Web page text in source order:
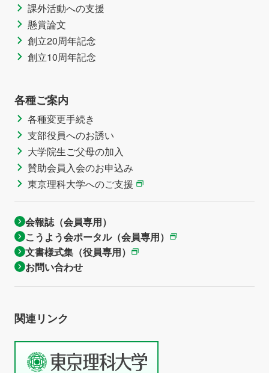
課外活動への支援
懸賞論文
創立20周年記念
創立10周年記念
各種ご案内
各種変更手続き
支部役員へのお誘い
大学院生ご父母の加入
賛助会員入会のお申込み
東京理科大学へのご支援
会報誌（会員専用）
こうよう会ポータル（会員専用）
文書様式集（役員専用）
お問い合わせ
関連リンク